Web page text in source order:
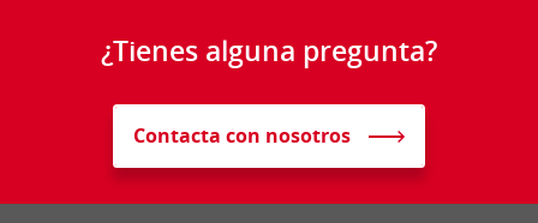
¿Tienes alguna pregunta?
Contacta con nosotros